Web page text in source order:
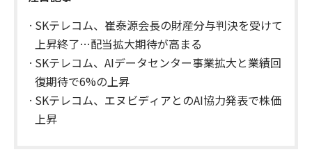
SKテレコム、崔泰源会長の財産分与判決を受けて
上昇終了…配当拡大期待が高まる
SKテレコム、AIデータセンター事業拡大と業績回
復期待で6%の上昇
SKテレコム、エヌビディアとのAI協力発表で株価
上昇